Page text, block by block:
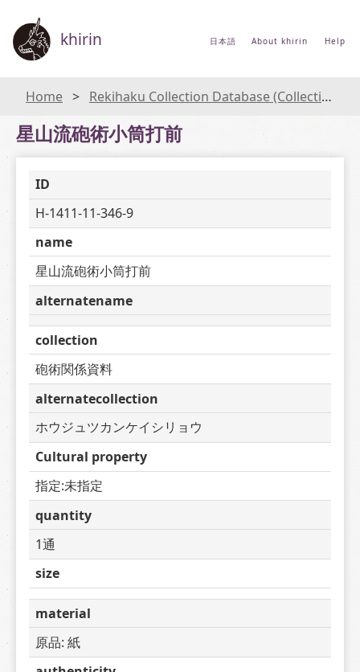
khirin 日本語 About khirin Help
Home Rekihaku Collection Database (Collections Database of the National Museum of Japanese History)
星山流砲術小筒打前
ID
H-1411-11-346-9
name
星山流砲術小筒打前
alternatename
collection
砲術関係資料
alternatecollection
ホウジュツカンケイシリョウ
Cultural property
指定:未指定
quantity
1通
size
material
原品: 紙